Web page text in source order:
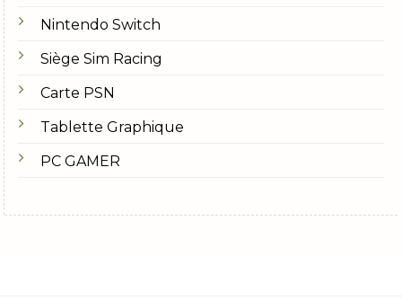
Nintendo Switch
Siège Sim Racing
Carte PSN
Tablette Graphique
PC GAMER